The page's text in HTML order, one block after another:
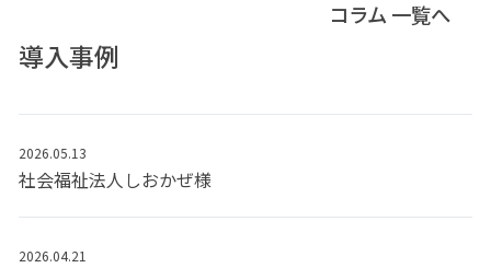
コラム 一覧へ
導入事例
2026.05.13
社会福祉法人しおかぜ様
2026.04.21